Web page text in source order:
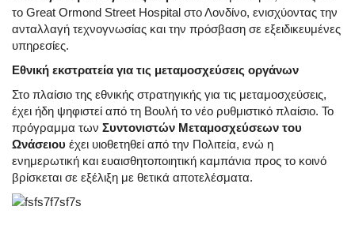
το Great Ormond Street Hospital στο Λονδίνο, ενισχύοντας την
ανταλλαγή τεχνογνωσίας και την πρόσβαση σε εξειδικευμένες
υπηρεσίες.
Εθνική εκστρατεία για τις μεταμοσχεύσεις οργάνων
Στο πλαίσιο της εθνικής στρατηγικής για τις μεταμοσχεύσεις,
έχει ήδη ψηφιστεί από τη Βουλή το νέο ρυθμιστικό πλαίσιο. Το
πρόγραμμα των Συντονιστών Μεταμοσχεύσεων του
Ωνάσειου έχει υιοθετηθεί από την Πολιτεία, ενώ η
ενημερωτική και ευαισθητοποιητική καμπάνια προς το κοινό
βρίσκεται σε εξέλιξη με θετικά αποτελέσματα.